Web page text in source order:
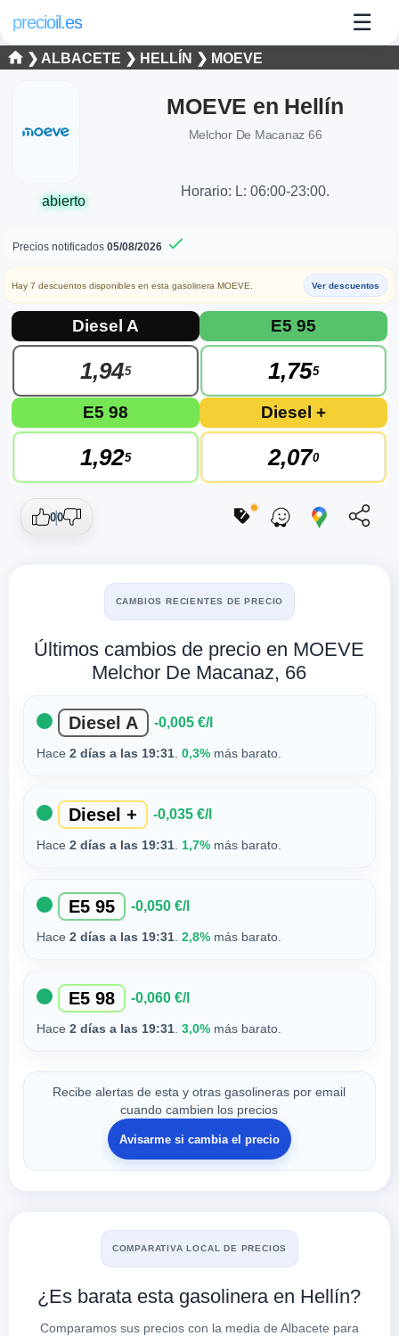
precioil.es ☰
❯ ALBACETE ❯ HELLÍN ❯ MOEVE
abierto
MOEVE en Hellín
Melchor De Macanaz 66
Horario: L: 06:00-23:00.
Precios notificados05/08/2026
Hay 7 descuentos disponibles en esta gasolinera MOEVE. Ver descuentos
Precios actuales de combustibles en
Consulta los precios actuales de la gasolinera MOEVE
Diesel A
1,945
E5 95
1,755
E5 98
1,925
Diesel +
2,070
00
CAMBIOS RECIENTES DE PRECIO
Últimos cambios de precio en MOEVE
Melchor De Macanaz, 66
Diesel A -0,005 €/l
Hace 2 días a las 19:31. 0,3%más barato.
Diesel + -0,035 €/l
Hace 2 días a las 19:31. 1,7%más barato.
E5 95 -0,050 €/l
Hace 2 días a las 19:31. 2,8%más barato.
E5 98 -0,060 €/l
Hace 2 días a las 19:31. 3,0%más barato.
Recibe alertas de esta y otras gasolineras por email
cuando cambien los precios
Avisarme si cambia el precio
COMPARATIVA LOCAL DE PRECIOS
¿Es barata esta gasolinera en Hellín?
Comparamos sus precios con la media de Albacete para